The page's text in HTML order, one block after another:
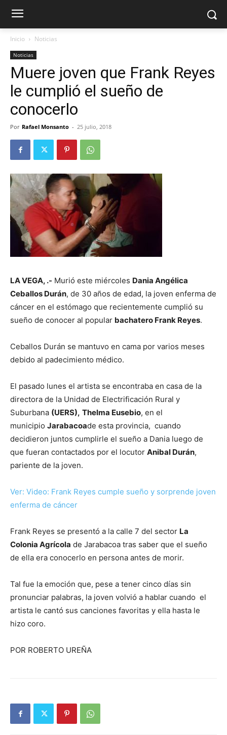
Inicio Noticias
Noticias
Muere joven que Frank Reyes
le cumplió el sueño de
conocerlo
Por Rafael Monsanto - 25 julio, 2018
LA VEGA, .- Murió este miércoles Dania Angélica
Ceballos Durán, de 30 años de edad, la joven enferma de
cáncer en el estómago que recientemente cumplió su
sueño de conocer al popular bachatero Frank Reyes.
Ceballos Durán se mantuvo en cama por varios meses
debido al padecimiento médico.
El pasado lunes el artista se encontraba en casa de la
directora de la Unidad de Electrificación Rural y
Suburbana (UERS), Thelma Eusebio, en el
municipio Jarabacoade esta provincia, cuando
decidieron juntos cumplirle el sueño a Dania luego de
que fueran contactados por el locutor Anibal Durán,
pariente de la joven.
Ver: Video: Frank Reyes cumple sueño y sorprende joven
enferma de cáncer
Frank Reyes se presentó a la calle 7 del sector La
Colonia Agrícola de Jarabacoa tras saber que el sueño
de ella era conocerlo en persona antes de morir.
Tal fue la emoción que, pese a tener cinco días sin
pronunciar palabras, la joven volvió a hablar cuando el
artista le cantó sus canciones favoritas y ella hasta le
hizo coro.
POR ROBERTO UREÑA